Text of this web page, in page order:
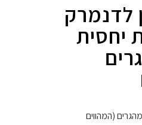
לדנמרק
יחסית
(המהווים